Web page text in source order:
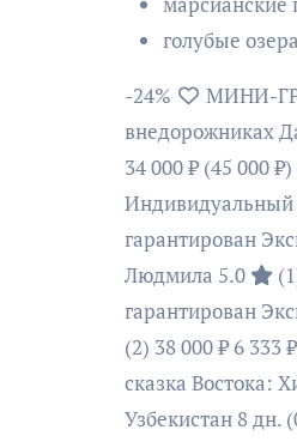
голубые
-24%
МИНИ-
внедорожниках
34 000 ₽(45 000 ₽)
Индивидуальный
гарантирован
Людмила 5.0
гарантирован
(2) 38 000 ₽6 333 ₽
сказка Востока:
Узбекистан 8 дн.